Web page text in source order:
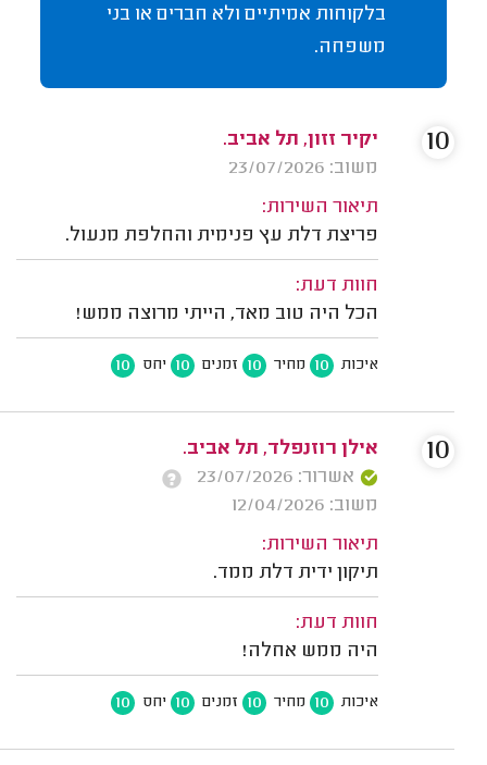
בלקוחות אמיתיים ולא חברים או בני
משפחה.
יקיר זזון, תל אביב.
משוב: 23/07/2026
תיאור השירות:
פריצת דלת עץ פנימית והחלפת מנעול.
חוות דעת:
הכל היה טוב מאד, הייתי מרוצה ממש!
איכות 10 מחיר 10 זמנים 10 יחס 10
10
אילן רוזנפלד, תל אביב.
אשרור: 23/07/2026
משוב: 12/04/2026
תיאור השירות:
תיקון ידית דלת ממד.
חוות דעת:
היה ממש אחלה!
איכות 10 מחיר 10 זמנים 10 יחס 10
10